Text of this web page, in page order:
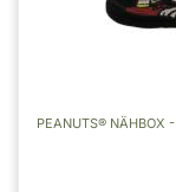
PEANUTS® NÄHBOX -